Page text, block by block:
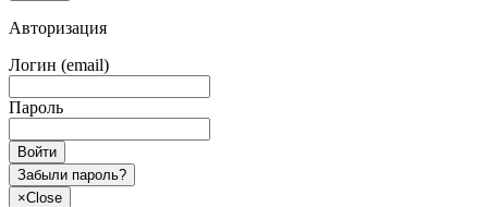
Авторизация
Логин (email)
Пароль
Войти
Забыли пароль?
×Close